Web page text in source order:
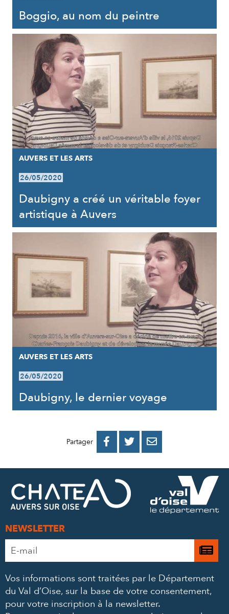
Boggio, au nom du peintre
AUVERS ET LES ARTS
26/05/2020
Daubigny a créé un véritable foyer
artistique à Auvers
AUVERS ET LES ARTS
26/05/2020
Daubigny, le dernier voyage
Partager 
PARTAGER
FACEBOOK
PARTAGER
PARTAGER
MAIL
NEWSLETTER
Adresse
e-
*
Je
à
Vos informations sont traitées par le Département
du Val d’Oise, sur la base de votre consentement,
pour votre inscription à la newsletter.